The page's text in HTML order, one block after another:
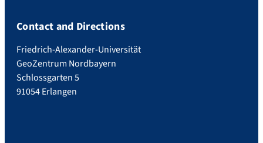
Contact and Directions
Friedrich-Alexander-Universität
GeoZentrum Nordbayern
Schlossgarten 5
91054 Erlangen